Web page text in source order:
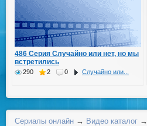
486 Серия Случайно или нет, но мы
встретились
290 2 0 Случайно или...
Сериалы онлайн → Видео каталог →